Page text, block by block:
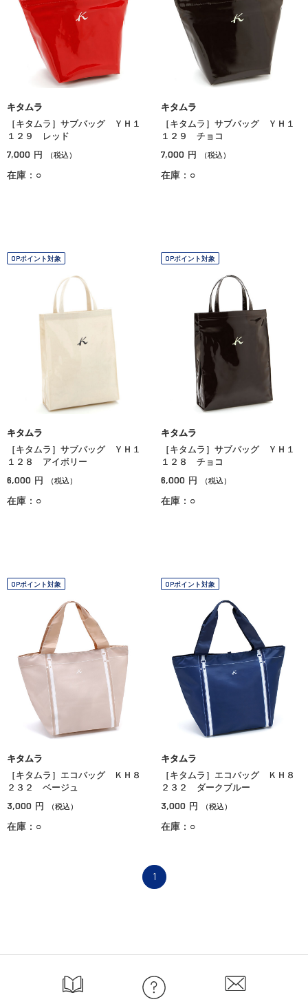
キタムラ
［キタムラ］サブバッグ ＹＨ１
１２９ レッド
7,000 円 （税込）
在庫：○
キタムラ
［キタムラ］サブバッグ ＹＨ１
１２９ チョコ
7,000 円 （税込）
在庫：○
OPポイント対象
キタムラ
［キタムラ］サブバッグ ＹＨ１
１２８ アイボリー
6,000 円 （税込）
在庫：○
OPポイント対象
キタムラ
［キタムラ］サブバッグ ＹＨ１
１２８ チョコ
6,000 円 （税込）
在庫：○
OPポイント対象
キタムラ
［キタムラ］エコバッグ ＫＨ８
２３２ ベージュ
3,000 円 （税込）
在庫：○
OPポイント対象
キタムラ
［キタムラ］エコバッグ ＫＨ８
２３２ ダークブルー
3,000 円 （税込）
在庫：○
1